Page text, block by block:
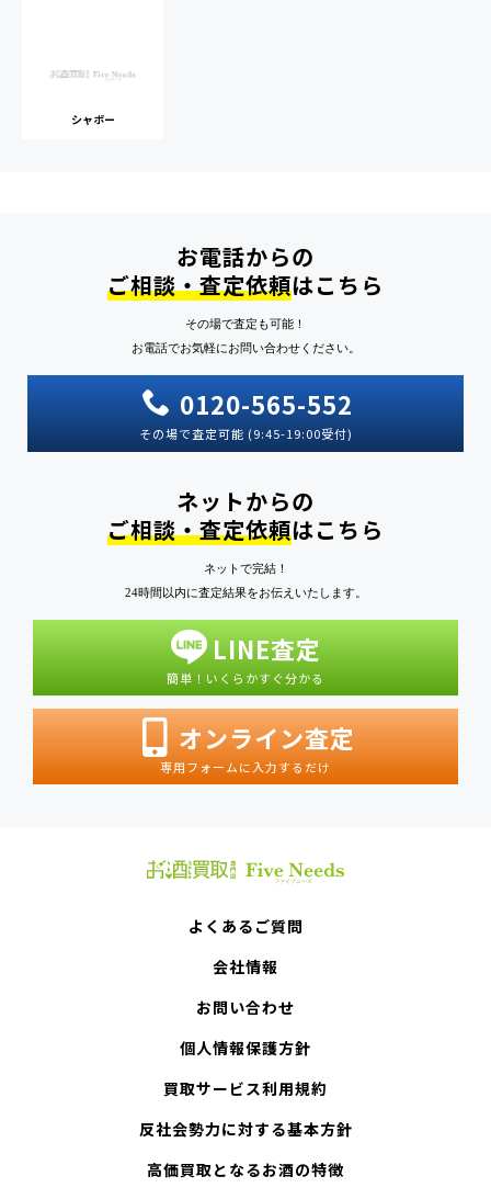
シャボー
お電話からの
ご相談・査定依頼はこちら
その場で査定も可能！
お電話でお気軽にお問い合わせください。
0120-565-552
その場で査定可能 (9:45-19:00受付)
ネットからの
ご相談・査定依頼はこちら
ネットで完結！
24時間以内に査定結果をお伝えいたします。
LINE査定
簡単！いくらかすぐ分かる
オンライン査定
専用フォームに入力するだけ
よくあるご質問
会社情報
お問い合わせ
個人情報保護方針
買取サービス利用規約
反社会勢力に対する基本方針
高価買取となるお酒の特徴